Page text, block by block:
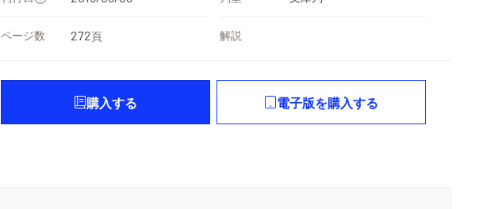
ページ数 272頁 解説
購入する 電子版を購入する